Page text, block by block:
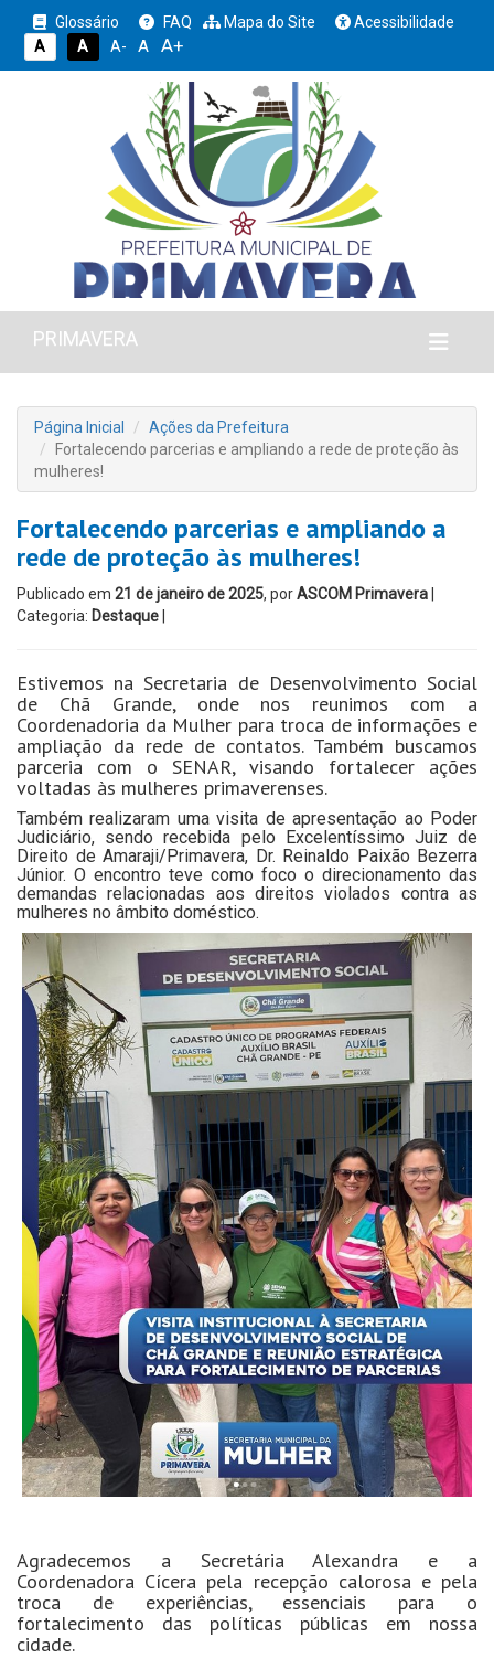
Glossário FAQ Mapa do Site
Acessibilidade
A
A A- A A+
PRIMAVERA
Página Inicial
Ações da Prefeitura
Fortalecendo parcerias e ampliando a rede de proteção às
mulheres!
Fortalecendo parcerias e ampliando a
rede de proteção às mulheres!
Publicado em 21 de janeiro de 2025, porASCOM Primavera
Categoria: Destaque
Estivemos na Secretaria de Desenvolvimento Social
de Chã Grande, onde nos reunimos com a
Coordenadoria da Mulher para troca de informações e
ampliação da rede de contatos. Também buscamos
parceria com o SENAR, visando fortalecer ações
voltadas às mulheres primaverenses.
Também realizaram uma visita de apresentação ao Poder
Judiciário, sendo recebida pelo Excelentíssimo Juiz de
Direito de Amaraji/Primavera, Dr. Reinaldo Paixão Bezerra
Júnior. O encontro teve como foco o direcionamento das
demandas relacionadas aos direitos violados contra as
mulheres no âmbito doméstico.
Agradecemos a Secretária Alexandra e a
Coordenadora Cícera pela recepção calorosa e pela
troca de experiências, essenciais para o
fortalecimento das políticas públicas em nossa
cidade.